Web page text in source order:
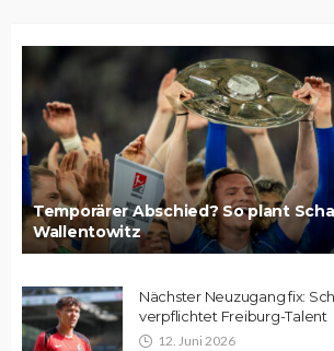
Temporärer Abschied? So plant
Wallentowitz
Nächster Neuzugang fix:
verpflichtet Freiburg-Talent
12. Juni 2026